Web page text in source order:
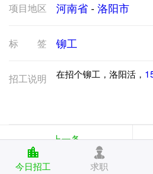
项目地区 河南省 - 洛阳市
标签 铆工
招工说明 在招个铆工，洛阳活，
上一条
今日招工 求职